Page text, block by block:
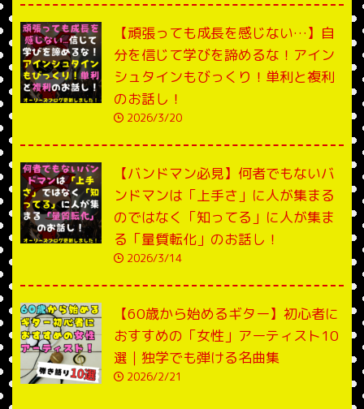
【頑張っても成長を感じない…】自
分を信じて学びを諦めるな！アイン
シュタインもびっくり！単利と複利
のお話し！
2026/3/20
【バンドマン必見】何者でもないバ
ンドマンは「上手さ」に人が集まる
のではなく「知ってる」に人が集ま
る「量質転化」のお話し！
2026/3/14
【60歳から始めるギター】初心者に
おすすめの「女性」アーティスト10
選｜独学でも弾ける名曲集
2026/2/21